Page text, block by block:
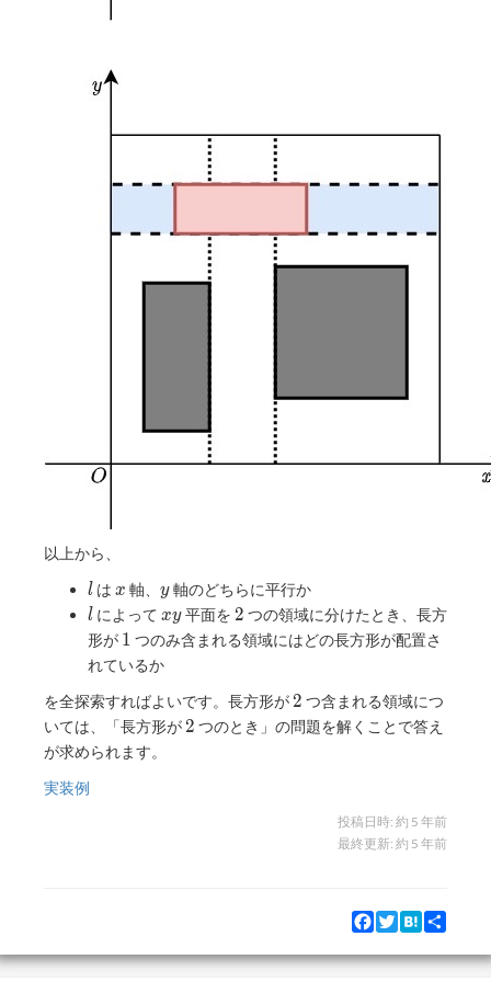
以上から、
l
l はx
x 軸、y
y軸のどちらに平行か
l
l によってxy
xy平面を 2
2 つの領域に分けたとき、長方
形が 1
1 つのみ含まれる領域にはどの長方形が配置さ
れているか
を全探索すればよいです。長方形が 2
2 つ含まれる領域につ
いては、「長方形が 2
2 つのとき」の問題を解くことで答え
が求められます。
実装例
投稿日時: 約 5 年前
最終更新: 約 5 年前
Facebook
Twitter
Hatena